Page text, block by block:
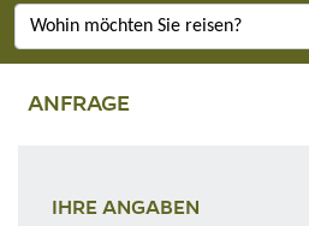
ANFRAGE
IHRE ANGABEN